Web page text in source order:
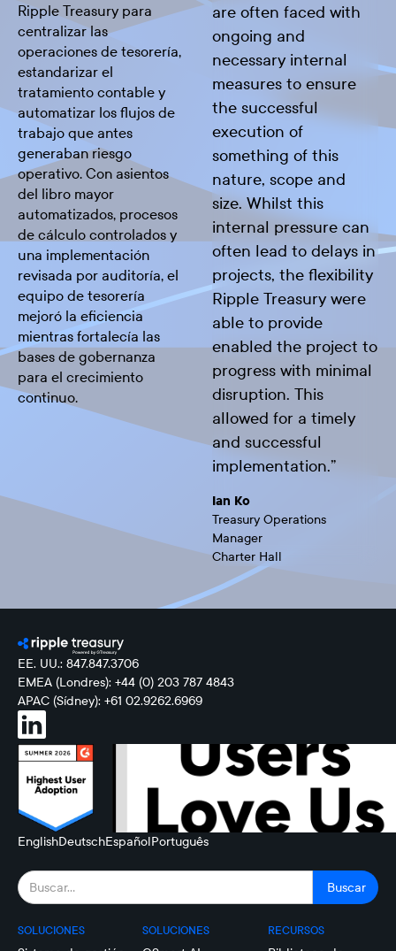
Ripple Treasury para
centralizar las
operaciones de tesorería,
estandarizar el
tratamiento contable y
automatizar los flujos de
trabajo que antes
generaban riesgo
operativo. Con asientos
del libro mayor
automatizados, procesos
de cálculo controlados y
una implementación
revisada por auditoría, el
equipo de tesorería
mejoró la eficiencia
mientras fortalecía las
bases de gobernanza
para el crecimiento
continuo.
are often faced with
ongoing and
necessary internal
measures to ensure
the successful
execution of
something of this
nature, scope and
size. Whilst this
internal pressure can
often lead to delays in
projects, the flexibility
Ripple Treasury were
able to provide
enabled the project to
progress with minimal
disruption. This
allowed for a timely
and successful
implementation.”
Ian Ko
Treasury Operations
Manager
Charter Hall
EE. UU.: 847.847.3706
EMEA (Londres): +44 (0) 203 787 4843
APAC (Sídney): +61 02.9262.6969
EnglishDeutschEspañolPortuguês
SOLUCIONES SOLUCIONES RECURSOS